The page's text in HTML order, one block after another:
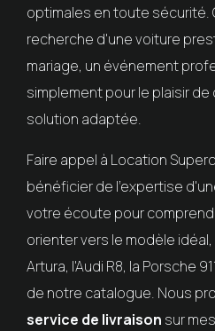
optimales en toute sécurité.
recherche d'une voiture
mariage, un événement
simplement pour le plaisir
solution adaptée.
Faire appel à Location
bénéficier de l'expertise
votre écoute pour
orienter vers le modèle
Artura, l'Audi R8, la Porsche
de notre catalogue. Nous
service de livraison sur